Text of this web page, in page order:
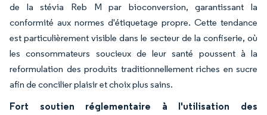
de la stévia Reb M par bioconversion, garantissant la
conformité aux normes d'étiquetage propre. Cette tendance
est particulièrement visible dans le secteur de la confiserie, où
les consommateurs soucieux de leur santé poussent à la
reformulation des produits traditionnellement riches en sucre
afin de concilier plaisir et choix plus sains.
Fort soutien réglementaire à l'utilisation des